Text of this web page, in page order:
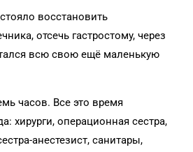
восстановить
отсечь гастростому, через
всю свою ещё маленькую
часов. Все это время
хирурги, операционная сестра,
анестезист, санитары,